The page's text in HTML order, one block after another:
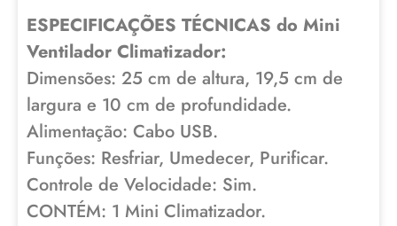
ESPECIFICAÇÕES TÉCNICAS do Mini
Ventilador Climatizador:
Dimensões: 25 cm de altura, 19,5 cm de
largura e 10 cm de profundidade.
Alimentação: Cabo USB.
Funções: Resfriar, Umedecer, Purificar.
Controle de Velocidade: Sim.
CONTÉM: 1 Mini Climatizador.